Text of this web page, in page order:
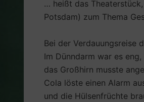
… heißt das
Potsdam) zum Thema
Bei der Verdauungsreise
Im Dünndarm war es eng,
das Großhirn musste
Cola löste einen Alarm
und die Hülsenfrüchte